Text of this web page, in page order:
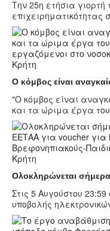
Την 25η ετήσια γιορτή
επιχειρηματικότητας
Κρήτη
Ο κόμβος είναι
"Ο κόμβος είναι
και τα ώριμα έργα του
Κρήτη
Ολοκληρώνεται
Στις 5 Αυγούστου
υποβολής